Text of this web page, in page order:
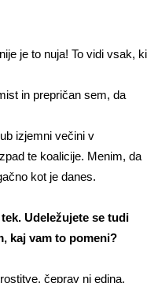
je to nuja! To vidi vsak, ki
in prepričan sem, da
izjemni večini v
te koalicije. Menim, da
kot je danes.
Udeležujete se tudi
kaj vam to pomeni?
čeprav ni edina.